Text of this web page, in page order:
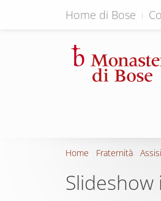
Home di Bose
Home Fraternità Assisi